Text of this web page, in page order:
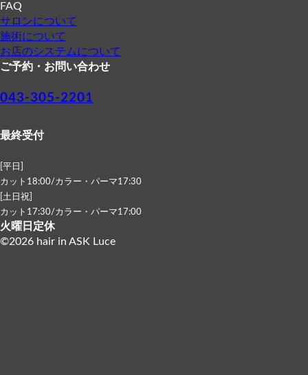
FAQ
サロンについて
施術について
お店のシステムについて
ご予約・お問い合わせ
043-305-2201
最終受付
[平日]
カット18:00/カラー・パーマ17:30
[土日祝]
カット17:30/カラー・パーマ17:00
火曜日定休
©2026 hair in ASK Luce